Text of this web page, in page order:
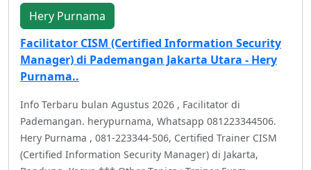
Hery Purnama
Facilitator CISM (Certified Information Security
Manager) di Pademangan Jakarta Utara - Hery
Purnama..
Info Terbaru bulan Agustus 2026 , Facilitator di
Pademangan. herypurnama, Whatsapp 081223344506.
Hery Purnama , 081-223344-506, Certified Trainer CISM
(Certified Information Security Manager) di Jakarta,